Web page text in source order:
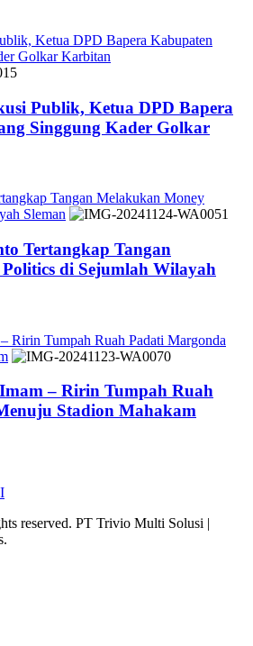
Ketua DPD Bapera Kabupaten
Golkar Karbitan
Publik, Ketua DPD Bapera
Singgung Kader Golkar
Tangan Melakukan Money
Sleman
Tertangkap Tangan
di Sejumlah Wilayah
Ririn Tumpah Ruah Padati Margonda
– Ririn Tumpah Ruah
Stadion Mahakam
reserved. PT Trivio Multi Solusi |